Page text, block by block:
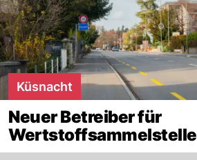
Küsnacht
Neuer Betreiber für
Wertstoffsammelstelle